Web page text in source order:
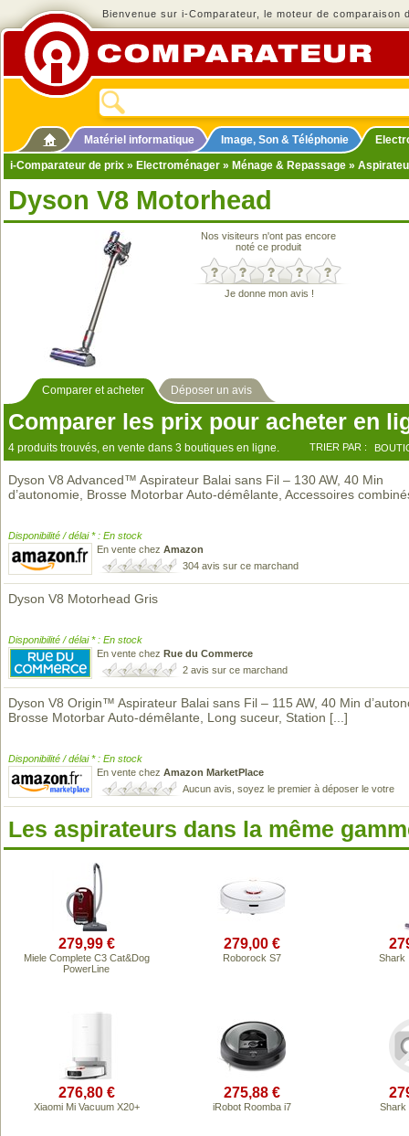
Bienvenue sur i-Comparateur, le moteur de comparaison
Matériel informatique Image, Son & Téléphonie
i-Comparateur de prix » Electroménager » Ménage & Repassage »
Dyson V8 Motorhead
Nos visiteurs n'ont pas encore
noté ce produit
Je donne mon avis !
Comparer et acheter Déposer un avis
Comparer les prix pour acheter en
4 produits trouvés, en vente dans 3 boutiques en ligne. TRIER PAR :
Dyson V8 Advanced™ Aspirateur Balai sans Fil – 130 AW, 40 Min
d’autonomie, Brosse Motorbar Auto-démêlante, Accessoires
Disponibilité / délai * : En stock
En vente chez Amazon
304 avis sur ce marchand
Dyson V8 Motorhead Gris
Disponibilité / délai * : En stock
En vente chez Rue du Commerce
2 avis sur ce marchand
Dyson V8 Origin™ Aspirateur Balai sans Fil – 115 AW, 40 Min
Brosse Motorbar Auto-démêlante, Long suceur, Station [...]
Disponibilité / délai * : En stock
En vente chez Amazon MarketPlace
Aucun avis, soyez le premier à déposer le votre
Les aspirateurs dans la même
279,99 €
Miele Complete C3 Cat&Dog
PowerLine
279,00 €
Roborock S7 Shark
276,80 €
Xiaomi Mi Vacuum X20+
275,88 €
iRobot Roomba i7 Shark